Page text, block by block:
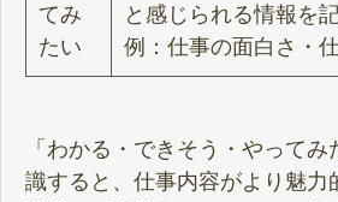
てみ
たい
と感じられる情報を
例：仕事の面白さ・
「わかる・できそう・やって
識すると、仕事内容がより魅力